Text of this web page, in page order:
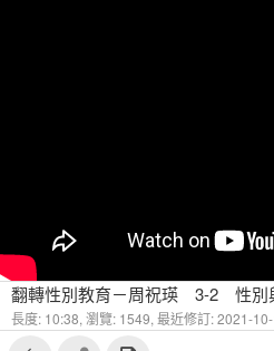
長度: 10:38, 瀏覽: 1549, 最近修訂: 2021-